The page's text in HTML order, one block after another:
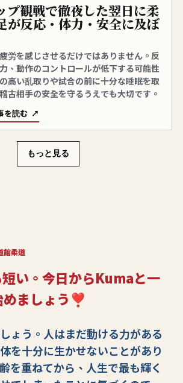
プ観戦で徹夜した翌日に柔
反応・体力・安全に及ぼ
労を感じさせるだけではありません。反
、動作のコントロールが低下する可能性
高い乱取りや試合の前に十分な睡眠を取
古相手の安全を守るうえでも大切です。
読む
もっと見る
館柔道
い。今日からKumaと一
ましょう ❣
ょう。人はまだ動ける力がある
を十分に生かせないことがあり
を重ねてから、人生で最も輝く